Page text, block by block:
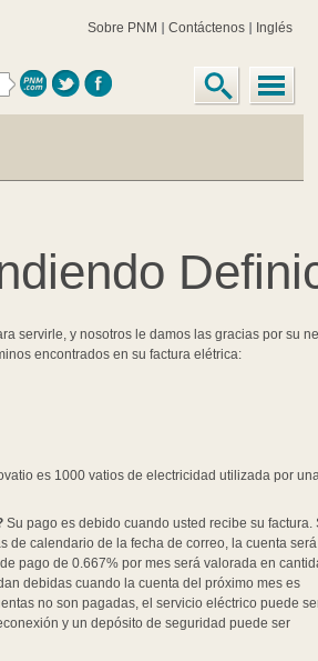
Sobre PNM Contáctenos Inglés
servirle, y nosotros le damos las gracias por su
encontrados en su factura elétrica:
es 1000 vatios de electricidad utilizada por
Su pago es debido cuando usted recibe su factura.
de calendario de la fecha de correo, la cuenta será
pago de 0.667% por mes será valorada en
debidas cuando la cuenta del próximo mes es
no son pagadas, el servicio eléctrico puede
y un depósito de seguridad puede ser